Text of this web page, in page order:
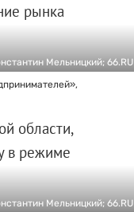
рынка
Мельницкий; 66.RU
области,
в режиме
Мельницкий; 66.RU